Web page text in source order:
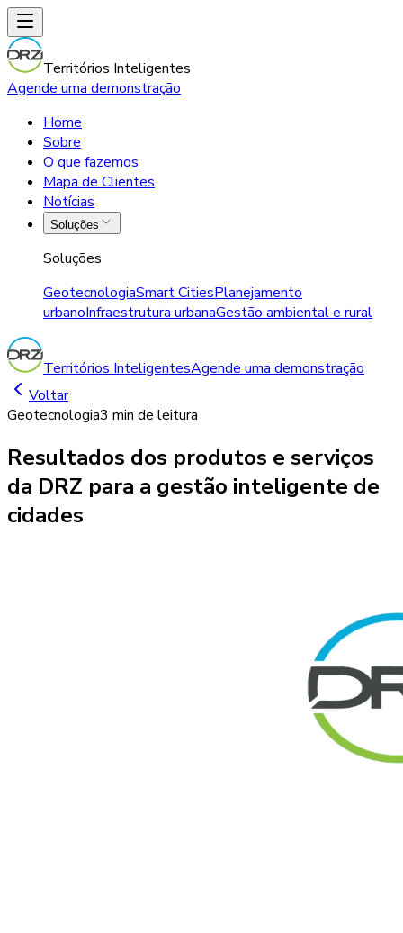
Territórios Inteligentes
Agende uma demonstração
Home
Sobre
O que fazemos
Mapa de Clientes
Notícias
Soluções
Soluções
GeotecnologiaSmart CitiesPlanejamento
urbanoInfraestrutura urbanaGestão ambiental e rural
Territórios InteligentesAgende uma demonstração
Voltar
Geotecnologia3 min de leitura
Resultados dos produtos e serviços
da DRZ para a gestão inteligente de
cidades